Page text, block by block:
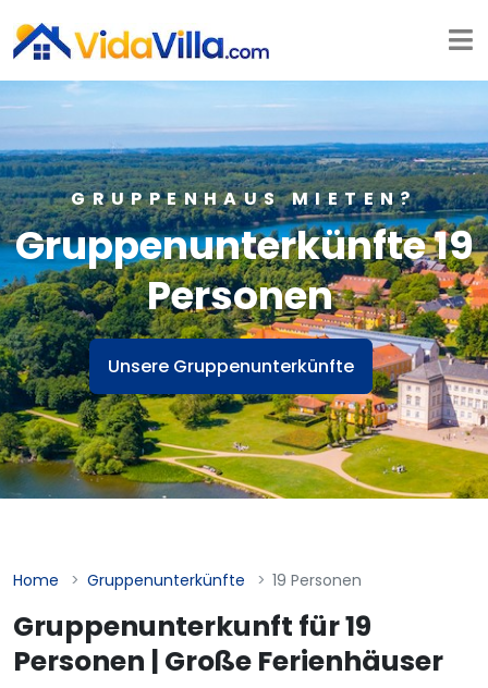
GRUPPENHAUS MIETEN?
Gruppenunterkünfte 19
Personen
Unsere Gruppenunterkünfte
Home Gruppenunterkünfte 19 Personen
Gruppenunterkunft für 19
Personen | Große Ferienhäuser